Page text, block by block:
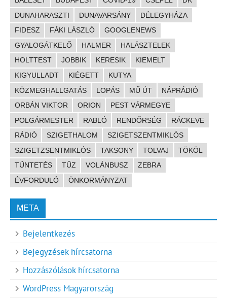
DUNAHARASZTI
DUNAVARSÁNY
DÉLEGYHÁZA
FIDESZ
FÁKI LÁSZLÓ
GOOGLENEWS
GYALOGÁTKELŐ
HALMER
HALÁSZTELEK
HOLTTEST
JOBBIK KERESIK
KIEMELT
KIGYULLADT
KIÉGETT
KUTYA
KÖZMEGHALLGATÁS
LOPÁS MŰ ÚT
NÁPRÁDIÓ
ORBÁN VIKTOR
ORION
PEST VÁRMEGYE
POLGÁRMESTER
RABLÓ RENDŐRSÉG
RÁCKEVE
RÁDIÓ
SZIGETHALOM
SZIGETSZENTMIKLÓS
SZIGETZSENTMIKLÓS
TAKSONY TOLVAJ
TÖKÖL
TÜNTETÉS
TŰZ VOLÁNBUSZ
ZEBRA
ÉVFORDULÓ
ÖNKORMÁNYZAT
META
Bejelentkezés
Bejegyzések hírcsatorna
Hozzászólások hírcsatorna
WordPress Magyarország